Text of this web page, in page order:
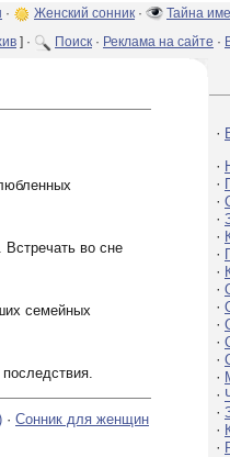
· Женский сонник · Тайна
] · Поиск · Реклама на сайте ·
Встречать во сне
семейных
· Сонник для женщин
·
·
·
·
·
·
·
·
·
·
·
·
·
·
·
·
·
·